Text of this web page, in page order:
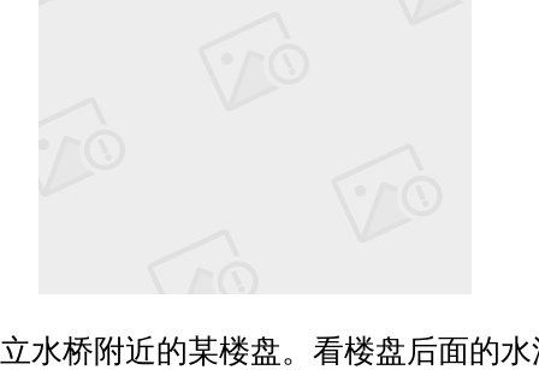
立水桥附近的某楼盘。看楼盘后面的